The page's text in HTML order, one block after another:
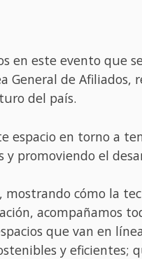
en este evento que
General de
del país.
espacio en torno a
y promoviendo el
cómo la
acompañamos
que van en
y eficientes;